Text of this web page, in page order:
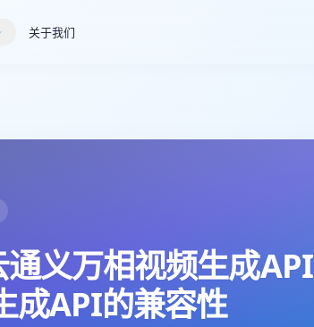
关于我们
义万相视频生成API
成API的兼容性